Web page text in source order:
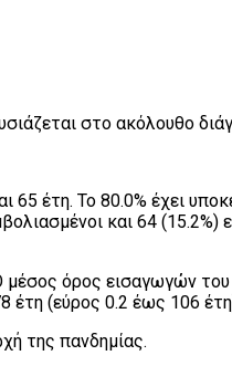
στο ακόλουθο
65 έτη. To 80.0% έχει
και 64 (15.2%)
όρος εισαγωγών του
έτη (εύρος 0.2 έως 106
της πανδημίας.